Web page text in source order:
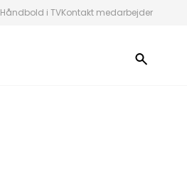
Håndbold i TVKontakt medarbejder